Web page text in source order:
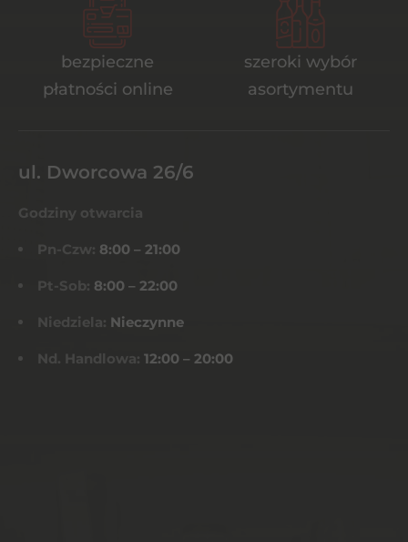
bezpieczne
płatności online
szeroki wybór
asortymentu
ul. Dworcowa 26/6
Godziny otwarcia
Pn-Czw: 8:00 – 21:00
Pt-Sob: 8:00 – 22:00
Niedziela: Nieczynne
Nd. Handlowa: 12:00 – 20:00